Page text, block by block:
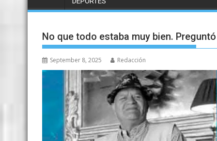
No que todo estaba muy bien.
September 8, 2025 Redacción